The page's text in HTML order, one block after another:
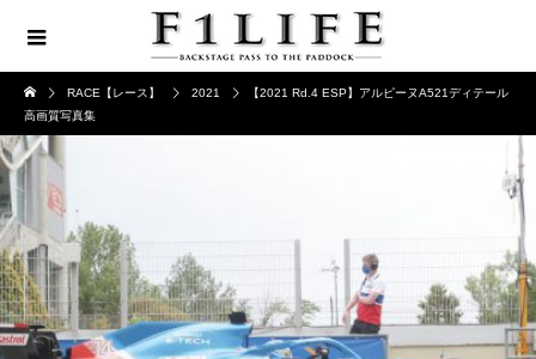
RACE【レース】 2021
【2021 Rd.4 ESP】アルピーヌA521ディテール
高画質写真集